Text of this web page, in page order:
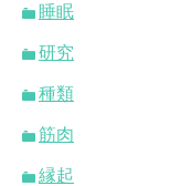
睡眠
研究
種類
筋肉
縁起